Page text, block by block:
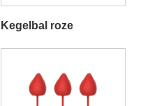
Kegelbal roze